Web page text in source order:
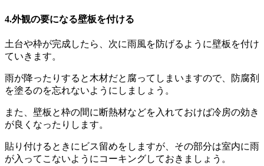
4.外観の要になる壁板を付ける
土台や枠が完成したら、次に雨風を防げるように壁板を付け
ていきます。
雨が降ったりすると木材だと腐ってしまいますので、防腐剤
を塗るのを忘れないようにしましょう。
また、壁板と枠の間に断熱材などを入れておけば冷房の効き
が良くなったりします。
貼り付けるときにビス留めをしますが、その部分は室内に雨
が入ってこないようにコーキングしておきましょう。